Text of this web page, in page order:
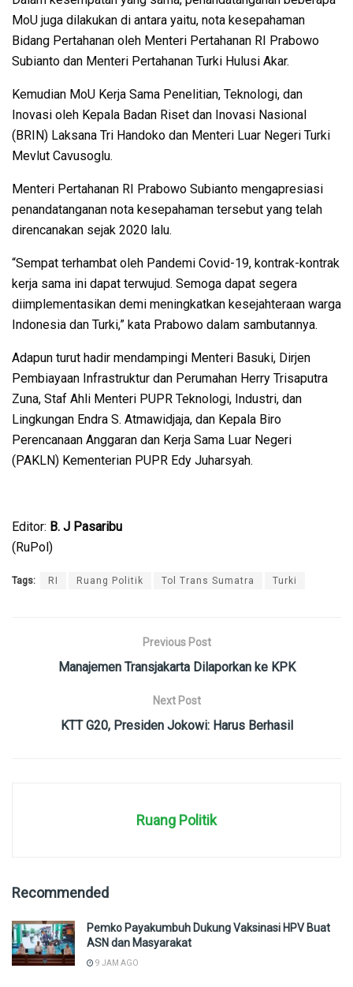
MoU juga dilakukan di antara yaitu, nota kesepahaman
Bidang Pertahanan oleh Menteri Pertahanan RI Prabowo
Subianto dan Menteri Pertahanan Turki Hulusi Akar.
Kemudian MoU Kerja Sama Penelitian, Teknologi, dan
Inovasi oleh Kepala Badan Riset dan Inovasi Nasional
(BRIN) Laksana Tri Handoko dan Menteri Luar Negeri Turki
Mevlut Cavusoglu.
Menteri Pertahanan RI Prabowo Subianto mengapresiasi
penandatanganan nota kesepahaman tersebut yang telah
direncanakan sejak 2020 lalu.
“Sempat terhambat oleh Pandemi Covid-19, kontrak-kontrak
kerja sama ini dapat terwujud. Semoga dapat segera
diimplementasikan demi meningkatkan kesejahteraan warga
Indonesia dan Turki,” kata Prabowo dalam sambutannya.
Adapun turut hadir mendampingi Menteri Basuki, Dirjen
Pembiayaan Infrastruktur dan Perumahan Herry Trisaputra
Zuna, Staf Ahli Menteri PUPR Teknologi, Industri, dan
Lingkungan Endra S. Atmawidjaja, dan Kepala Biro
Perencanaan Anggaran dan Kerja Sama Luar Negeri
(PAKLN) Kementerian PUPR Edy Juharsyah.
Editor: B. J Pasaribu
(RuPol)
Tags: RI Ruang Politik Tol Trans Sumatra Turki
Previous Post
Manajemen Transjakarta Dilaporkan ke KPK
Next Post
KTT G20, Presiden Jokowi: Harus Berhasil
Ruang Politik
Recommended
Pemko Payakumbuh Dukung Vaksinasi HPV Buat
ASN dan Masyarakat
9 JAM AGO